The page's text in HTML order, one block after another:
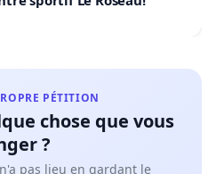
PÉTITION
chose que vous
?
pas lieu en gardant le